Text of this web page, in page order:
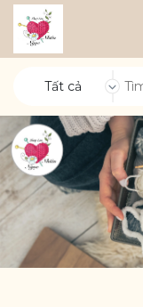
Tất cả